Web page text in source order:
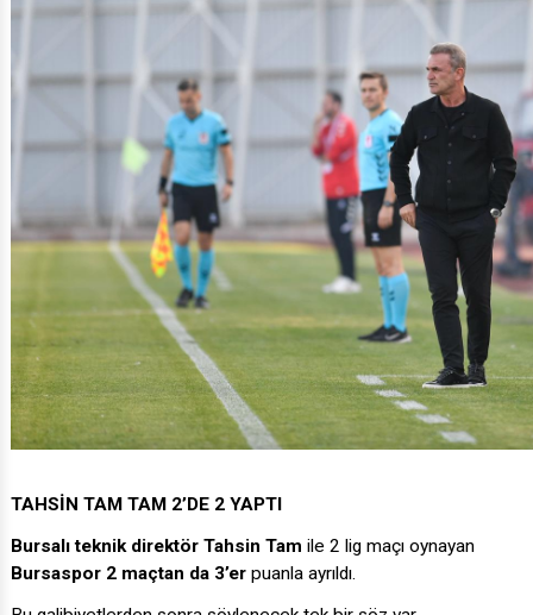
TAHSİN TAM TAM 2’DE 2 YAPTI
Bursalı teknik direktör Tahsin Tam ile 2 lig maçı oynayan
Bursaspor 2 maçtan da 3’er puanla ayrıldı.